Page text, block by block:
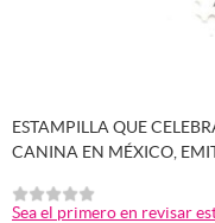
ESTAMPILLA QUE
CANINA EN MÉXICO,
Sea el primero en revisar